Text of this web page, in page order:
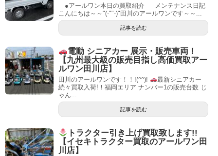
●アールワン本日の買取紹介 メンテナンス日記
こんにちは～～"(-""-)"田川のアールワンです～～...
記事を読む
電動 シニアカー 展示・販売車両！
【九州最大級の販売目指し高価買取アー
ルワン田川店】
田川のアールワンです！！!(^^)!
最新シニアカー
続々買取入荷!！福岡エリア ナンバー1の販売台数 じ
ゃん...
記事を読む
トラクター引き上げ買取致します!!
【イセキトラクター買取のアールワン田
川店】